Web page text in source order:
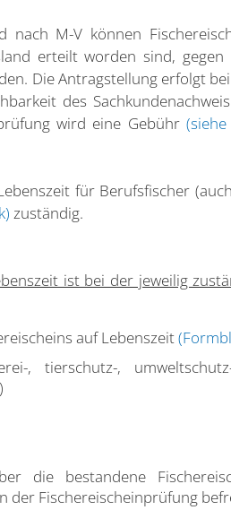
nach M-V können
erteilt worden sind, gegen
Die Antragstellung erfolgt
des
wird eine Gebühr
für Berufsfischer
zuständig.
ist bei der jeweilig
auf Lebenszeit
, tierschutz-,
die bestandene
der Fischereischeinprüfung